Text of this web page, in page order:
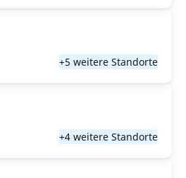
+5 weitere Standorte
+4 weitere Standorte